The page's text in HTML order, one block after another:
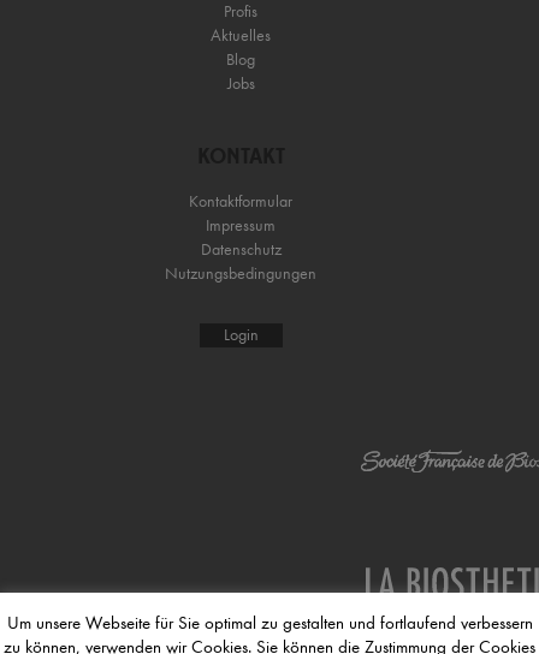
Profis
Aktuelles
Blog
Jobs
Kontaktformular
Impressum
Datenschutz
Nutzungsbedingungen
Login
Um unsere Webseite für Sie optimal zu gestalten und fortlaufend verbessern
zu können, verwenden wir Cookies. Sie können die Zustimmung der Cookies